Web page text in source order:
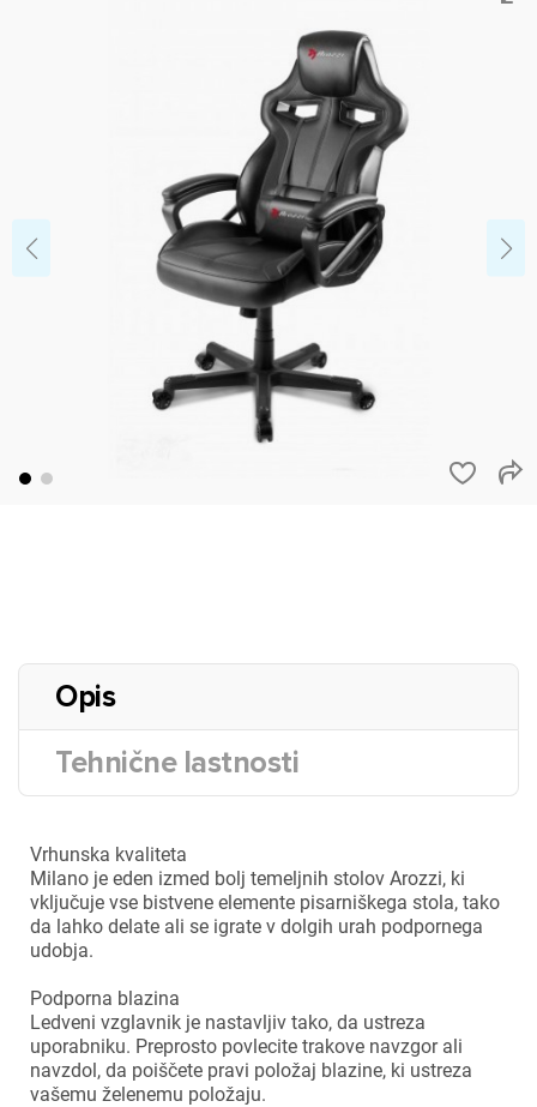
Opis
Tehnične lastnosti
Vrhunska kvaliteta
Milano je eden izmed bolj temeljnih stolov Arozzi, ki
vključuje vse bistvene elemente pisarniškega stola, tako
da lahko delate ali se igrate v dolgih urah podpornega
udobja.
Podporna blazina
Ledveni vzglavnik je nastavljiv tako, da ustreza
uporabniku. Preprosto povlecite trakove navzgor ali
navzdol, da poiščete pravi položaj blazine, ki ustreza
vašemu želenemu položaju.